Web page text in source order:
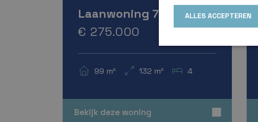
Verkocht
Laanwoning 7
€ 275.000
99 m² 132 m² 4
Bekijk deze woning
ALLES ACCEPTEREN